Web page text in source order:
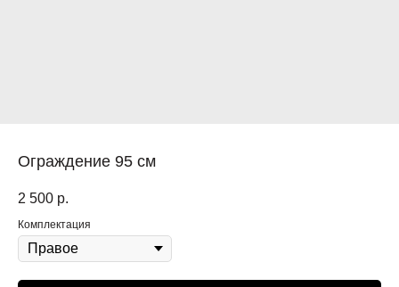
Ограждение 95 см
2 500 р.
Комплектация